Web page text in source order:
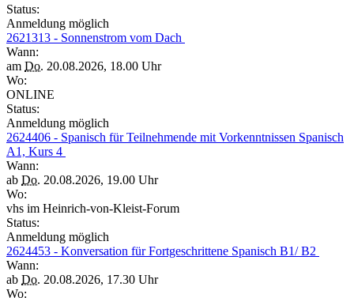
Status:
Anmeldung möglich
2621313 - Sonnenstrom vom Dach
Wann:
am Do. 20.08.2026, 18.00 Uhr
Wo:
ONLINE
Status:
Anmeldung möglich
2624406 - Spanisch für Teilnehmende mit Vorkenntnissen Spanisch
A1, Kurs 4
Wann:
ab Do. 20.08.2026, 19.00 Uhr
Wo:
vhs im Heinrich-von-Kleist-Forum
Status:
Anmeldung möglich
2624453 - Konversation für Fortgeschrittene Spanisch B1/ B2
Wann:
ab Do. 20.08.2026, 17.30 Uhr
Wo: